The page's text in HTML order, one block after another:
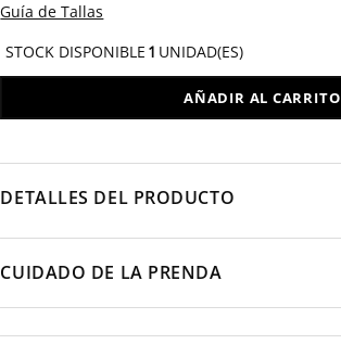
Guía de Tallas
STOCK DISPONIBLE 1 UNIDAD(ES)
AÑADIR AL CARRITO
DETALLES DEL PRODUCTO
CUIDADO DE LA PRENDA